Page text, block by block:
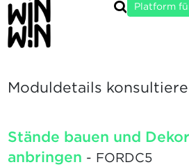
Platform
Moduldetails
Stände bauen und
anbringen - FORDC5